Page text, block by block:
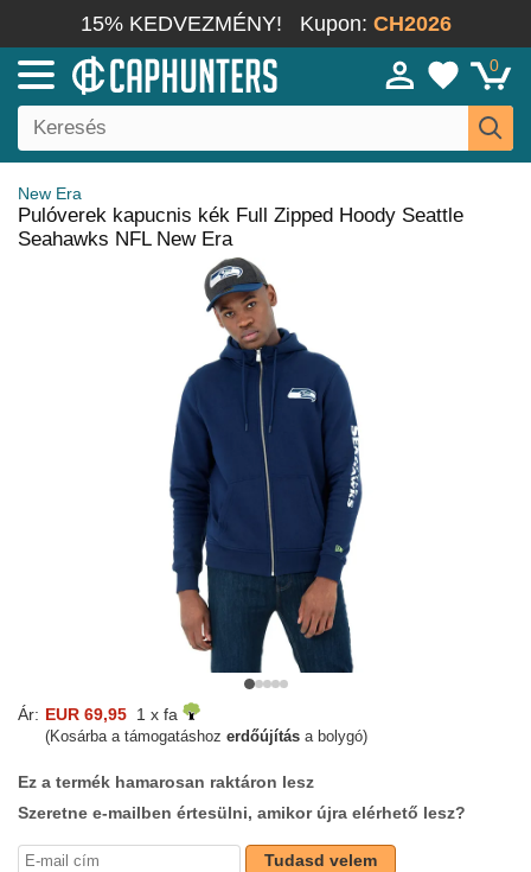
15% KEDVEZMÉNY! Kupon: CH2026
0
New Era
Pulóverek kapucnis kék Full Zipped Hoody Seattle
Seahawks NFL New Era
Ár: EUR 69,95 1 x fa
(Kosárba a támogatáshoz erdőújítás a bolygó)
Ez a termék hamarosan raktáron lesz
Szeretne e-mailben értesülni, amikor újra elérhető lesz?
Tudasd velem